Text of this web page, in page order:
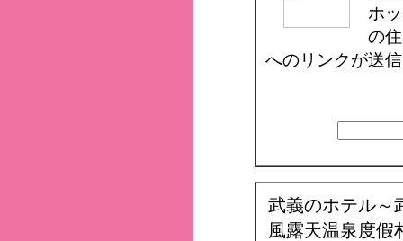
ホ
の
へのリンクが送
武義のホテル～
風露天温泉度假